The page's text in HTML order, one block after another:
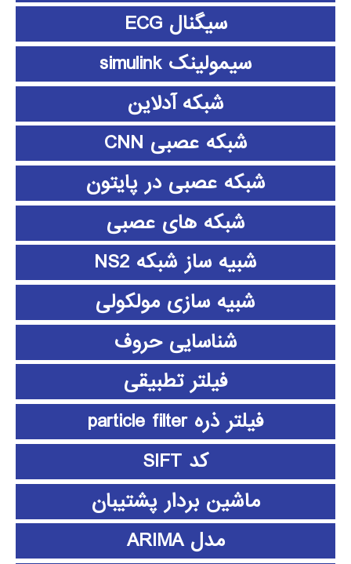
سیگنال ECG
سیمولینک simulink
شبکه آدلاین
شبکه عصبی CNN
شبکه عصبی در پایتون
شبکه های عصبی
شبیه ساز شبکه NS2
شبیه سازی مولکولی
شناسایی حروف
فیلتر تطبیقی
فیلتر ذره particle filter
کد SIFT
ماشین بردار پشتیبان
مدل ARIMA